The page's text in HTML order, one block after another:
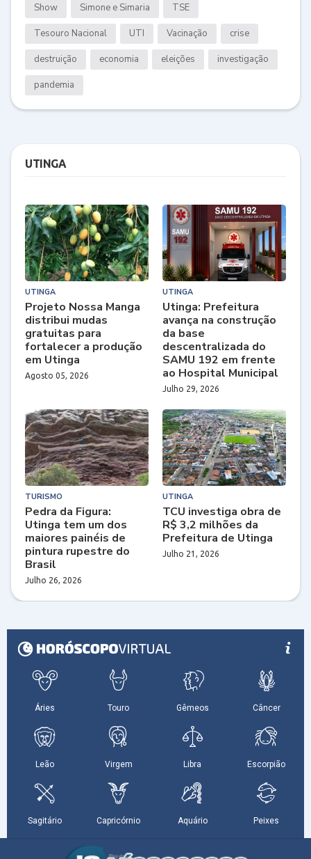
Show Simone e Simaria TSE
Tesouro Nacional UTI Vacinação crise
destruição economia eleições investigação
pandemia
UTINGA
UTINGA
Projeto Nossa Manga
distribui mudas
gratuitas para
fortalecer a produção
em Utinga
Agosto 05, 2026
UTINGA
Utinga: Prefeitura
avança na construção
da base
descentralizada do
SAMU 192 em frente
ao Hospital Municipal
Julho 29, 2026
TURISMO
Pedra da Figura:
Utinga tem um dos
maiores painéis de
pintura rupestre do
Brasil
Julho 26, 2026
UTINGA
TCU investiga obra de
R$ 3,2 milhões da
Prefeitura de Utinga
Julho 21, 2026